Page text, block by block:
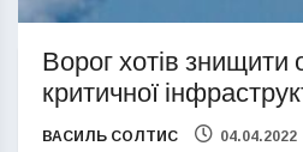
Ворог хотів знищити
критичної
ВАСИЛЬ СОЛТИС 04.04.2022